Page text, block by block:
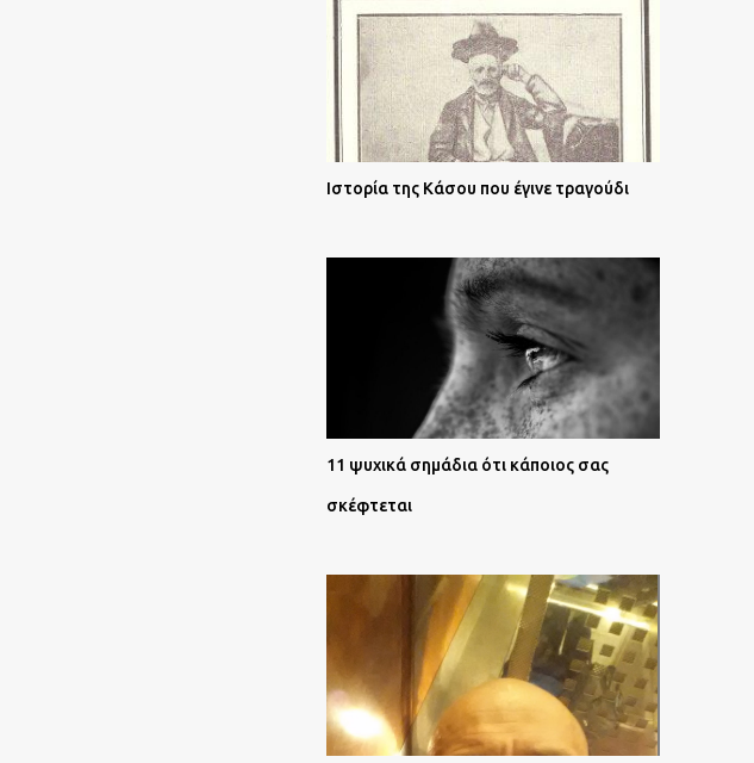
Ιστορία της Κάσου που έγινε τραγούδι
11 ψυχικά σημάδια ότι κάποιος σας
σκέφτεται